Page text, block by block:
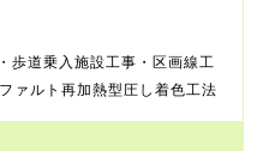
歩道乗入施設工事・区画線工
ファルト再加熱型圧し着色工法